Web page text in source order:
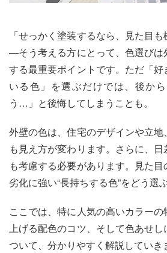
「せっかく塗装するなら、見た目
―そう考える方にとって、色選びは
する最重要ポイントです。ただ「
いる色」を選ぶだけでは、後か
う…」と後悔してしまうことも。
外壁の色は、住宅のデザインや立
も見え方が変わります。さらに、
も考慮する必要があります。見た
劣化に強い“長持ちする色”をどう選
ここでは、特に人気の高いカラー
上げる配色のコツ、そして色あせ
ついて、分かりやすく解説していき